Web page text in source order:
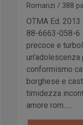
Romanzi / 388
OTMA Ed.
88-6663-058-6
precoce e
un'adolescenza
conformismo
borghese e
timidezza
amore rom......